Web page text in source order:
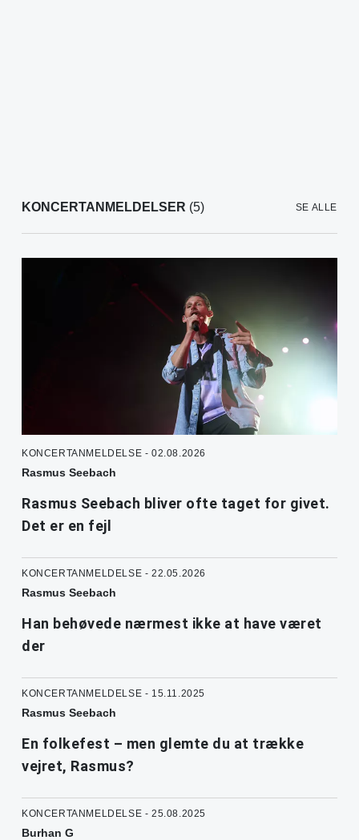
KONCERTANMELDELSER (5) SE ALLE
KONCERTANMELDELSE - 02.08.2026
Rasmus Seebach
Rasmus Seebach bliver ofte taget for givet.
Det er en fejl
KONCERTANMELDELSE - 22.05.2026
Rasmus Seebach
Han behøvede nærmest ikke at have været
der
KONCERTANMELDELSE - 15.11.2025
Rasmus Seebach
En folkefest – men glemte du at trække
vejret, Rasmus?
KONCERTANMELDELSE - 25.08.2025
Burhan G